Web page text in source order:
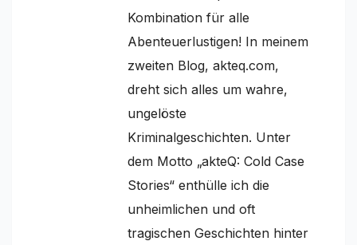
Kombination für alle
Abenteuerlustigen! In meinem
zweiten Blog, akteq.com,
dreht sich alles um wahre,
ungelöste
Kriminalgeschichten. Unter
dem Motto „akteQ: Cold Case
Stories“ enthülle ich die
unheimlichen und oft
tragischen Geschichten hinter